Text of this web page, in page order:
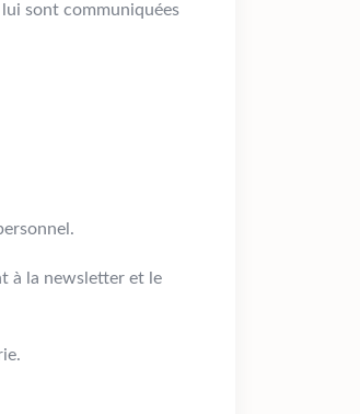
sont communiquées
à la newsletter et le